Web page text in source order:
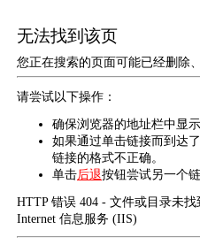
无法找到该页
您正在搜索的页面可能已经删除
请尝试以下操作：
确保浏览器的地址栏中显
如果通过单击链接而到达
链接的格式不正确。
单击后退按钮尝试另一个链
HTTP 错误 404 - 文件或目录未找
Internet 信息服务 (IIS)